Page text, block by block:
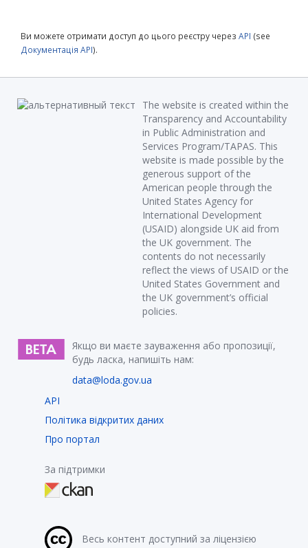
Ви можете отримати доступ до цього реєстру через API (see
Документація API).
The website is created within the
Transparency and Accountability
in Public Administration and
Services Program/TAPAS. This
website is made possible by the
generous support of the
American people through the
United States Agency for
International Development
(USAID) alongside UK aid from
the UK government. The
contents do not necessarily
reflect the views of USAID or the
United States Government and
the UK government’s official
policies.
Якщо ви маєте зауваження або пропозиції,
будь ласка, напишіть нам:
data@loda.gov.ua
API
Політика відкритих даних
Про портал
За підтримки
Весь контент доступний за ліцензією